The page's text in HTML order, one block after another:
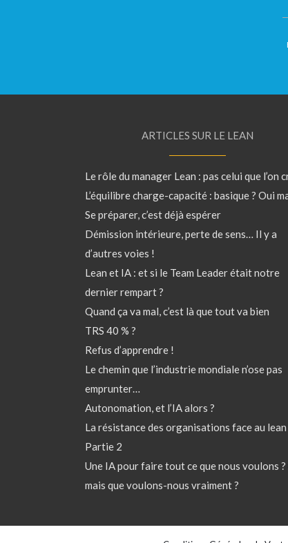
ARTICLES SUR LE LEAN
Le rôle du manager Lean : pas celui que l’on
L’équilibre charge-capacité : basique ? Oui
Se préparer, c’est déjà espérer
Démission intérieure, perte de sens… Il y a
d’autres voies !
Lean et IA : et si le Team Leader était notre
dernier rempart ?
Quand ça va mal, c’est là que tout va bien
TRS 40 % ?
Refus d’apprendre !
Le chemin que l’industrie mondiale n’ose pas
emprunter…
Autonomation, et l’IA alors ?
La résistance des organisations face au lean
Partie 2
Une IA pour faire tout ce que nous voulons ?
mais que voulons-nous vraiment ?